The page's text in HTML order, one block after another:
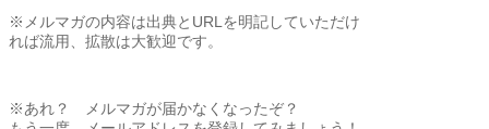
※メルマガの内容は出典とURLを明記していただけ
れば流用、拡散は大歓迎です。
※あれ？ メルマガが届かなくなったぞ？